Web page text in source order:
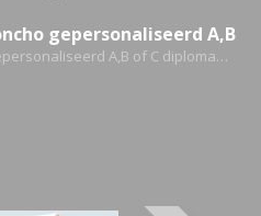
gepersonaliseerd A,B
A,B of C diploma…